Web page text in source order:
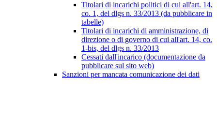
Titolari di incarichi politici di cui all'art. 14,
co. 1, del dlgs n. 33/2013 (da pubblicare in
tabelle)
Titolari di incarichi di amministrazione, di
direzione o di governo di cui all'art. 14, co.
1-bis, del dlgs n. 33/2013
Cessati dall'incarico (documentazione da
pubblicare sul sito web)
Sanzioni per mancata comunicazione dei dati